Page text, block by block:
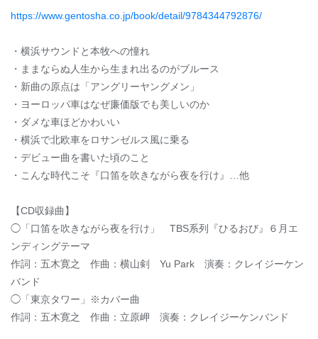
https://www.gentosha.co.jp/book/detail/9784344792876/
・横浜サウンドと本牧への憧れ
・ままならぬ人生から生まれ出るのがブルース
・新曲の原点は「アングリーヤングメン」
・ヨーロッパ車はなぜ廉価版でも美しいのか
・ダメな車ほどかわいい
・横浜で北欧車をロサンゼルス風に乗る
・デビュー曲を書いた頃のこと
・こんな時代こそ『口笛を吹きながら夜を行け』…他
【CD収録曲】
◯「口笛を吹きながら夜を行け」 TBS系列『ひるおび』６月エ
ンディングテーマ
作詞：五木寛之 作曲：横山剣 Yu Park 演奏：クレイジーケン
バンド
◯「東京タワー」※カバー曲
作詞：五木寛之 作曲：立原岬 演奏：クレイジーケンバンド